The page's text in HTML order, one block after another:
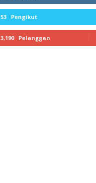
53 Pengikut
3,190 Pelanggan